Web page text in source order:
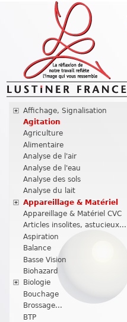
Affichage, Signalisation
Agitation
Agriculture
Alimentaire
Analyse de l'air
Analyse de l'eau
Analyse des sols
Analyse du lait
Appareillage & Matériel
Appareillage & Matériel CVC
Articles insolites, astucieux...
Aspiration
Balance
Basse Vision
Biohazard
Biologie
Bouchage
Brossage...
BTP